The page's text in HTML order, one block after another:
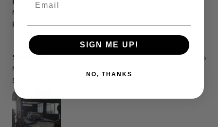
Marcin J.
Polecam !
14 days ago
Marcin J.
Świetnie spedzony czas , Pozdrawiam
SIGN ME UP!
NO, THANKS